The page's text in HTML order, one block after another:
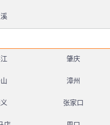
肇庆
漳州
张家口